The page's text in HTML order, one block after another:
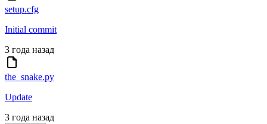
setup.cfg
Initial commit
3 года назад
the_snake.py
Update
3 года назад